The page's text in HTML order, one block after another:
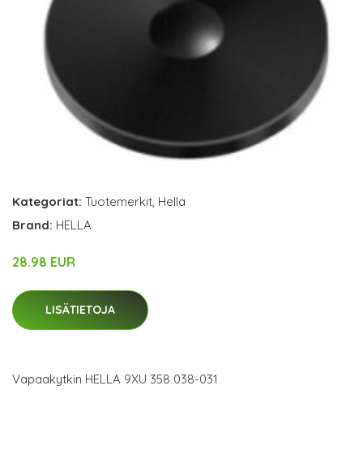
Kategoriat: Tuotemerkit, Hella
Brand: HELLA
28.98 EUR
LISÄTIETOJA
Vapaakytkin HELLA 9XU 358 038-031